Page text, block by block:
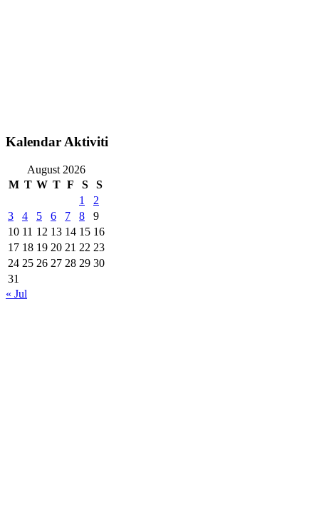
Kalendar Aktiviti
August 2026
M T W T F S
S
1
2
3
4 5 6 7 8
9
10 11 12 13 14 15 16
17 18 19 20 21 22 23
24 25 26 27 28 29 30
31
« Jul